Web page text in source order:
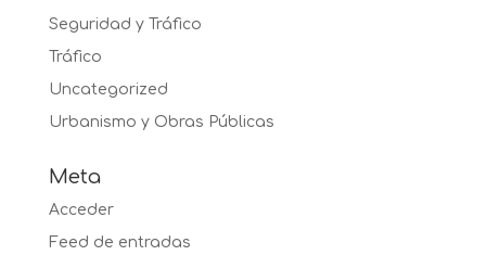
Seguridad y Tráfico
Tráfico
Uncategorized
Urbanismo y Obras Públicas
Meta
Acceder
Feed de entradas